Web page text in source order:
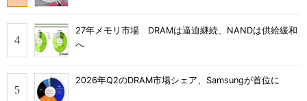
27年メモリ市場 DRAMは逼迫継続、NANDは供給緩和
へ
2026年Q2のDRAM市場シェア、Samsungが首位に